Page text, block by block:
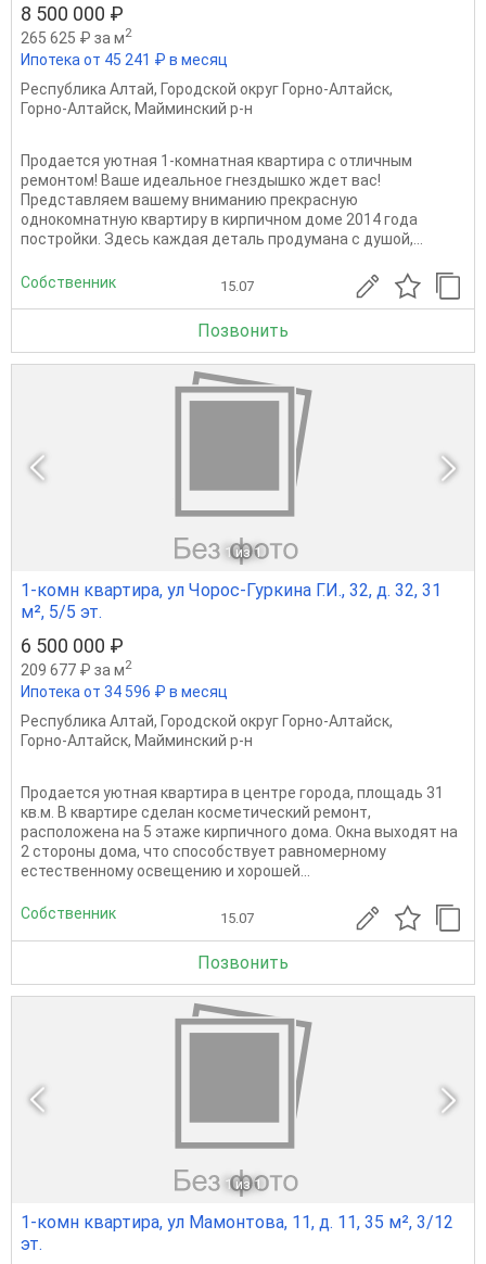
8 500 000 ₽
265 625 ₽ за м2
Ипотека от 45 241 ₽ в месяц
Республика Алтай, Городской округ Горно-Алтайск,
Горно-Алтайск, Майминский р-н
Продается уютная 1-комнатная квартира с отличным
ремонтом! Ваше идеальное гнездышко ждет вас!
Представляем вашему вниманию прекрасную
однокомнатную квартиру в кирпичном доме 2014 года
постройки. Здесь каждая деталь продумана с душой,...
Собственник 15.07
Позвонить
1 из 1
1-комн квартира, ул Чорос-Гуркина Г.И., 32, д. 32, 31
м², 5/5 эт.
6 500 000 ₽
209 677 ₽ за м2
Ипотека от 34 596 ₽ в месяц
Республика Алтай, Городской округ Горно-Алтайск,
Горно-Алтайск, Майминский р-н
Продается уютная квартира в центре города, площадь 31
кв.м. В квартире сделан косметический ремонт,
расположена на 5 этаже кирпичного дома. Окна выходят на
2 стороны дома, что способствует равномерному
естественному освещению и хорошей...
Собственник 15.07
Позвонить
1 из 1
1-комн квартира, ул Мамонтова, 11, д. 11, 35 м², 3/12
эт.